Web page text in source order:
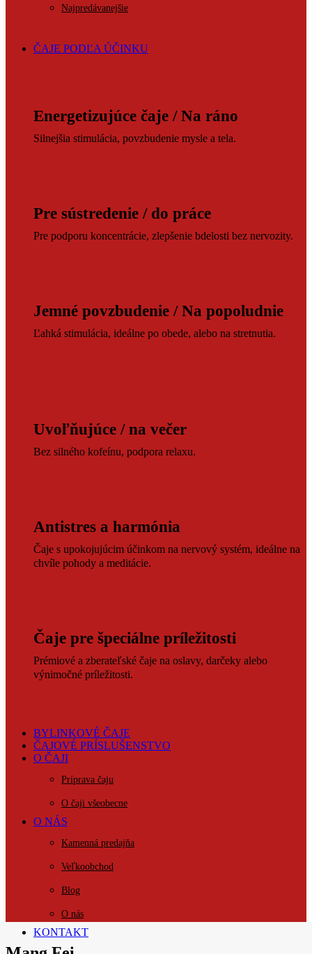
Najpredávanejšie
ČAJE PODĽA ÚČINKU
Energetizujúce čaje / Na ráno
Silnejšia stimulácia, povzbudenie mysle a tela.
Pre sústredenie / do práce
Pre podporu koncentrácie, zlepšenie bdelosti bez nervozity.
Jemné povzbudenie / Na popoludnie
Ľahká stimulácia, ideálne po obede, alebo na stretnutia.
Uvoľňujúce / na večer
Bez silného kofeínu, podpora relaxu.
Antistres a harmónia
Čaje s upokojujúcim účinkom na nervový systém, ideálne na
chvíle pohody a meditácie.
Čaje pre špeciálne príležitosti
Prémiové a zberateľské čaje na oslavy, darčeky alebo
výnimočné príležitosti.
BYLINKOVÉ ČAJE
ČAJOVÉ PRÍSLUŠENSTVO
O ČAJI
Príprava čaju
O čaji všeobecne
O NÁS
Kamenná predajňa
Veľkoobchod
Blog
O nás
KONTAKT